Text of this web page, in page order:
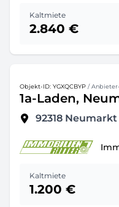
Kaltmiete
2.840 €
Objekt-ID: YGXQCBYP /
1a-Laden,
92318 Neumarkt
Kaltmiete
1.200 €